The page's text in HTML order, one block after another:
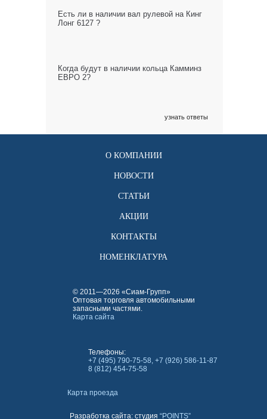
Есть ли в наличии вал рулевой на Кинг
Лонг 6127 ?
Когда будут в наличии кольца Камминз
ЕВРО 2?
узнать ответы
О КОМПАНИИ
НОВОСТИ
СТАТЬИ
АКЦИИ
КОНТАКТЫ
НОМЕНКЛАТУРА
© 2011—2026 «Сиам-Групп»
Оптовая торговля автомобильными
запасными частями.
Карта сайта
Телефоны:
+7 (495) 790-75-58, +7 (926) 586-11-87
8 (812) 454-75-58
Карта проезда
Разработка сайта: студия “POINTS”